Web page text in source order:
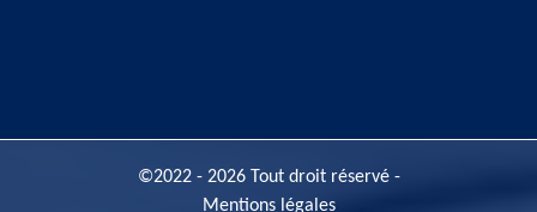
©2022 - 2026 Tout droit réservé -
Mentions légales